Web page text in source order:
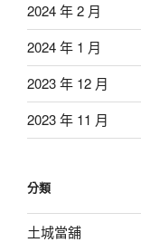
2024 年 2 月
2024 年 1 月
2023 年 12 月
2023 年 11 月
分類
土城當舖